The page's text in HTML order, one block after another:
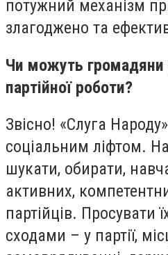
потужний механізм
злагоджено та
Чи можуть громадяни
партійної роботи?
Звісно! «Слуга
соціальним ліфтом.
шукати, обирати,
активних,
партійців. Просувати
сходами – у партії,